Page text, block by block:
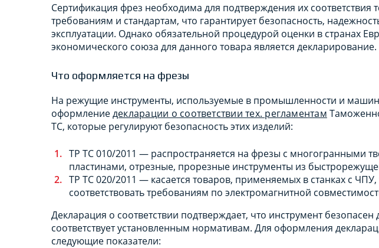
Сертификация фрез необходима для подтверждения их соответствия
требованиям и стандартам, что гарантирует безопасность,
эксплуатации. Однако обязательной процедурой оценки в странах
экономического союза для данного товара является декларирование.
Что оформляется на фрезы
На режущие инструменты, используемые в промышленности и
оформлениедекларации о соответствии тех. регламентам
ТС, которые регулируют безопасность этих изделий:
ТР ТС 010/2011 — распространяется на фрезы с многогранными
пластинами, отрезные, прорезные инструменты из
ТР ТС 020/2011 — касается товаров, применяемых в станках с
соответствовать требованиям по электромагнитной
Декларация о соответствии подтверждает, что инструмент безопасен
соответствует установленным нормативам. Для оформления
следующие показатели: